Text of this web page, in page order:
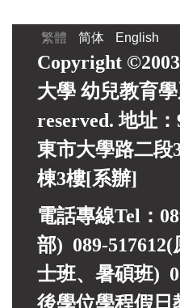
繁體 简体 English
Copyright
大學 幼兒教育
reserved. 地址
東市大學路二段
棟3樓[系辦]
電話專線Tel：
部) 089-
士班、暑碩班)
後學位學程假日